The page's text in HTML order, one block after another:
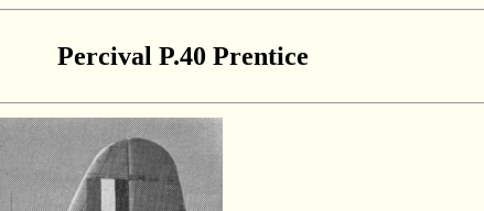
Percival P.40 Prentice